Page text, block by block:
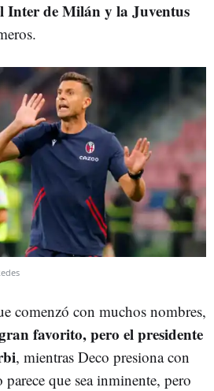
Inter de Milán y la Juventus
comenzó con muchos nombres,
favorito, pero el presidente
, mientras Deco presiona con
que sea inminente, pero